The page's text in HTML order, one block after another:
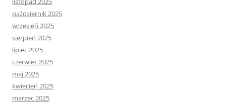
październik 2025
wrzesień 2025
sierpień 2025
lipiec 2025
czerwiec 2025
maj 2025
kwiecień 2025
marzec 2025